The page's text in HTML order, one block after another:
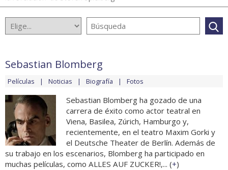
Sebastian Blomberg
Películas Noticias Biografía Fotos
Sebastian Blomberg ha gozado de una
carrera de éxito como actor teatral en
Viena, Basilea, Zúrich, Hamburgo y,
recientemente, en el teatro Maxim Gorki y
el Deutsche Theater de Berlín. Además de
su trabajo en los escenarios, Blomberg ha participado en
muchas películas, como ALLES AUF ZUCKER!,... (+)